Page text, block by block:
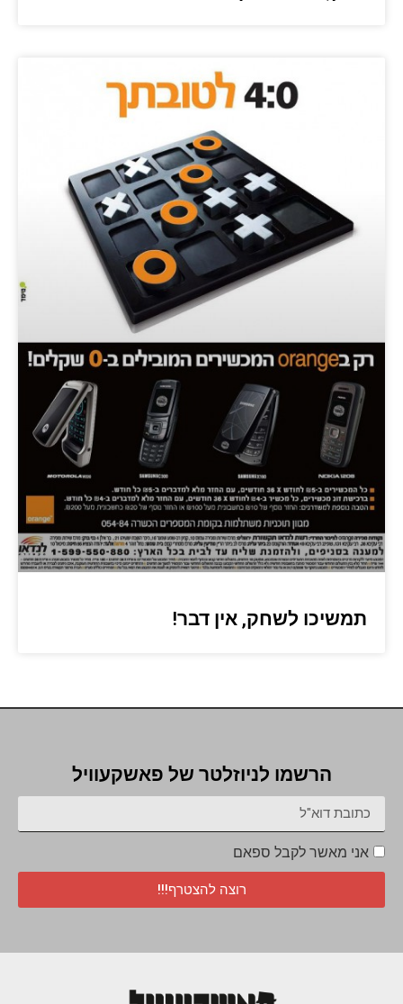
תמשיכו לשחק, אין דבר!
הרשמו לניוזלטר של פאשקעוויל
אני מאשר לקבל ספאם
רוצה להצטרף!!!